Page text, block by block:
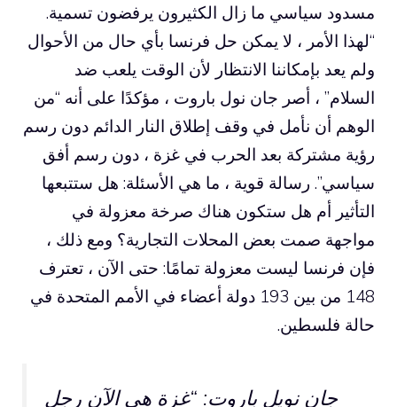
مسدود سياسي ما زال الكثيرون يرفضون تسمية.
“لهذا الأمر ، لا يمكن حل فرنسا بأي حال من الأحوال
ولم يعد بإمكاننا الانتظار لأن الوقت يلعب ضد
السلام” ، أصر جان نول باروت ، مؤكدًا على أنه “من
الوهم أن نأمل في وقف إطلاق النار الدائم دون رسم
رؤية مشتركة بعد الحرب في غزة ، دون رسم أفق
سياسي”. رسالة قوية ، ما هي الأسئلة: هل ستتبعها
التأثير أم هل ستكون هناك صرخة معزولة في
مواجهة صمت بعض المحلات التجارية؟ ومع ذلك ،
فإن فرنسا ليست معزولة تمامًا: حتى الآن ، تعترف
148 من بين 193 دولة أعضاء في الأمم المتحدة في
حالة فلسطين.
جان نويل باروت: “غزة هي الآن رجل